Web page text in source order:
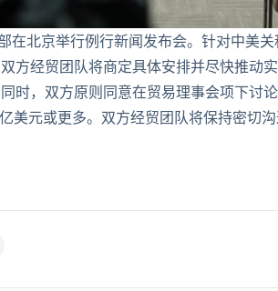
在北京举行例行新闻发布会。针对中美
方经贸团队将商定具体安排并尽快推动实
，双方原则同意在贸易理事会项下讨
美元或更多。双方经贸团队将保持密切